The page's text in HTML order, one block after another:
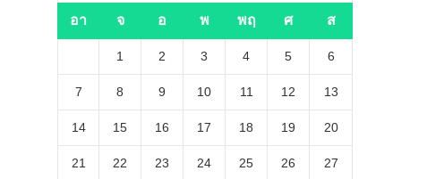
อา จ อ พ พฤ ศ ส
1 2 3 4 5 6
7 8 9 10 11 12 13
14 15 16 17 18 19 20
21 22 23 24 25 26 27